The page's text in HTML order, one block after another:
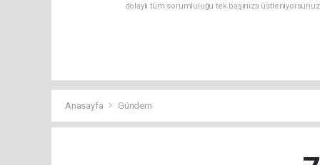
dolaylı tüm sorumluluğu tek başınıza
Anasayfa Gündem